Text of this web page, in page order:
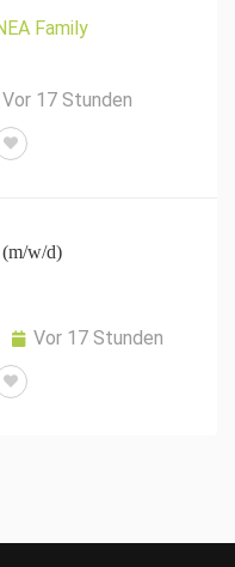
Family
Vor 17 Stunden
w/d)
Vor 17 Stunden